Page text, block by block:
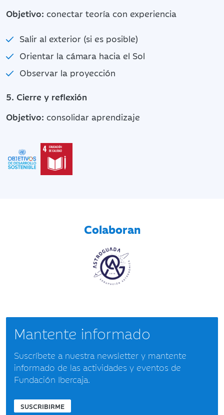
Objetivo: conectar teoría con experiencia
Salir al exterior (si es posible)
Orientar la cámara hacia el Sol
Observar la proyección
5. Cierre y reflexión
Objetivo: consolidar aprendizaje
Colaboran
Mantente informado
Suscríbete a nuestra newsletter y mantente
informado de las actividades y eventos de
Fundación Ibercaja.
SUSCRIBIRME